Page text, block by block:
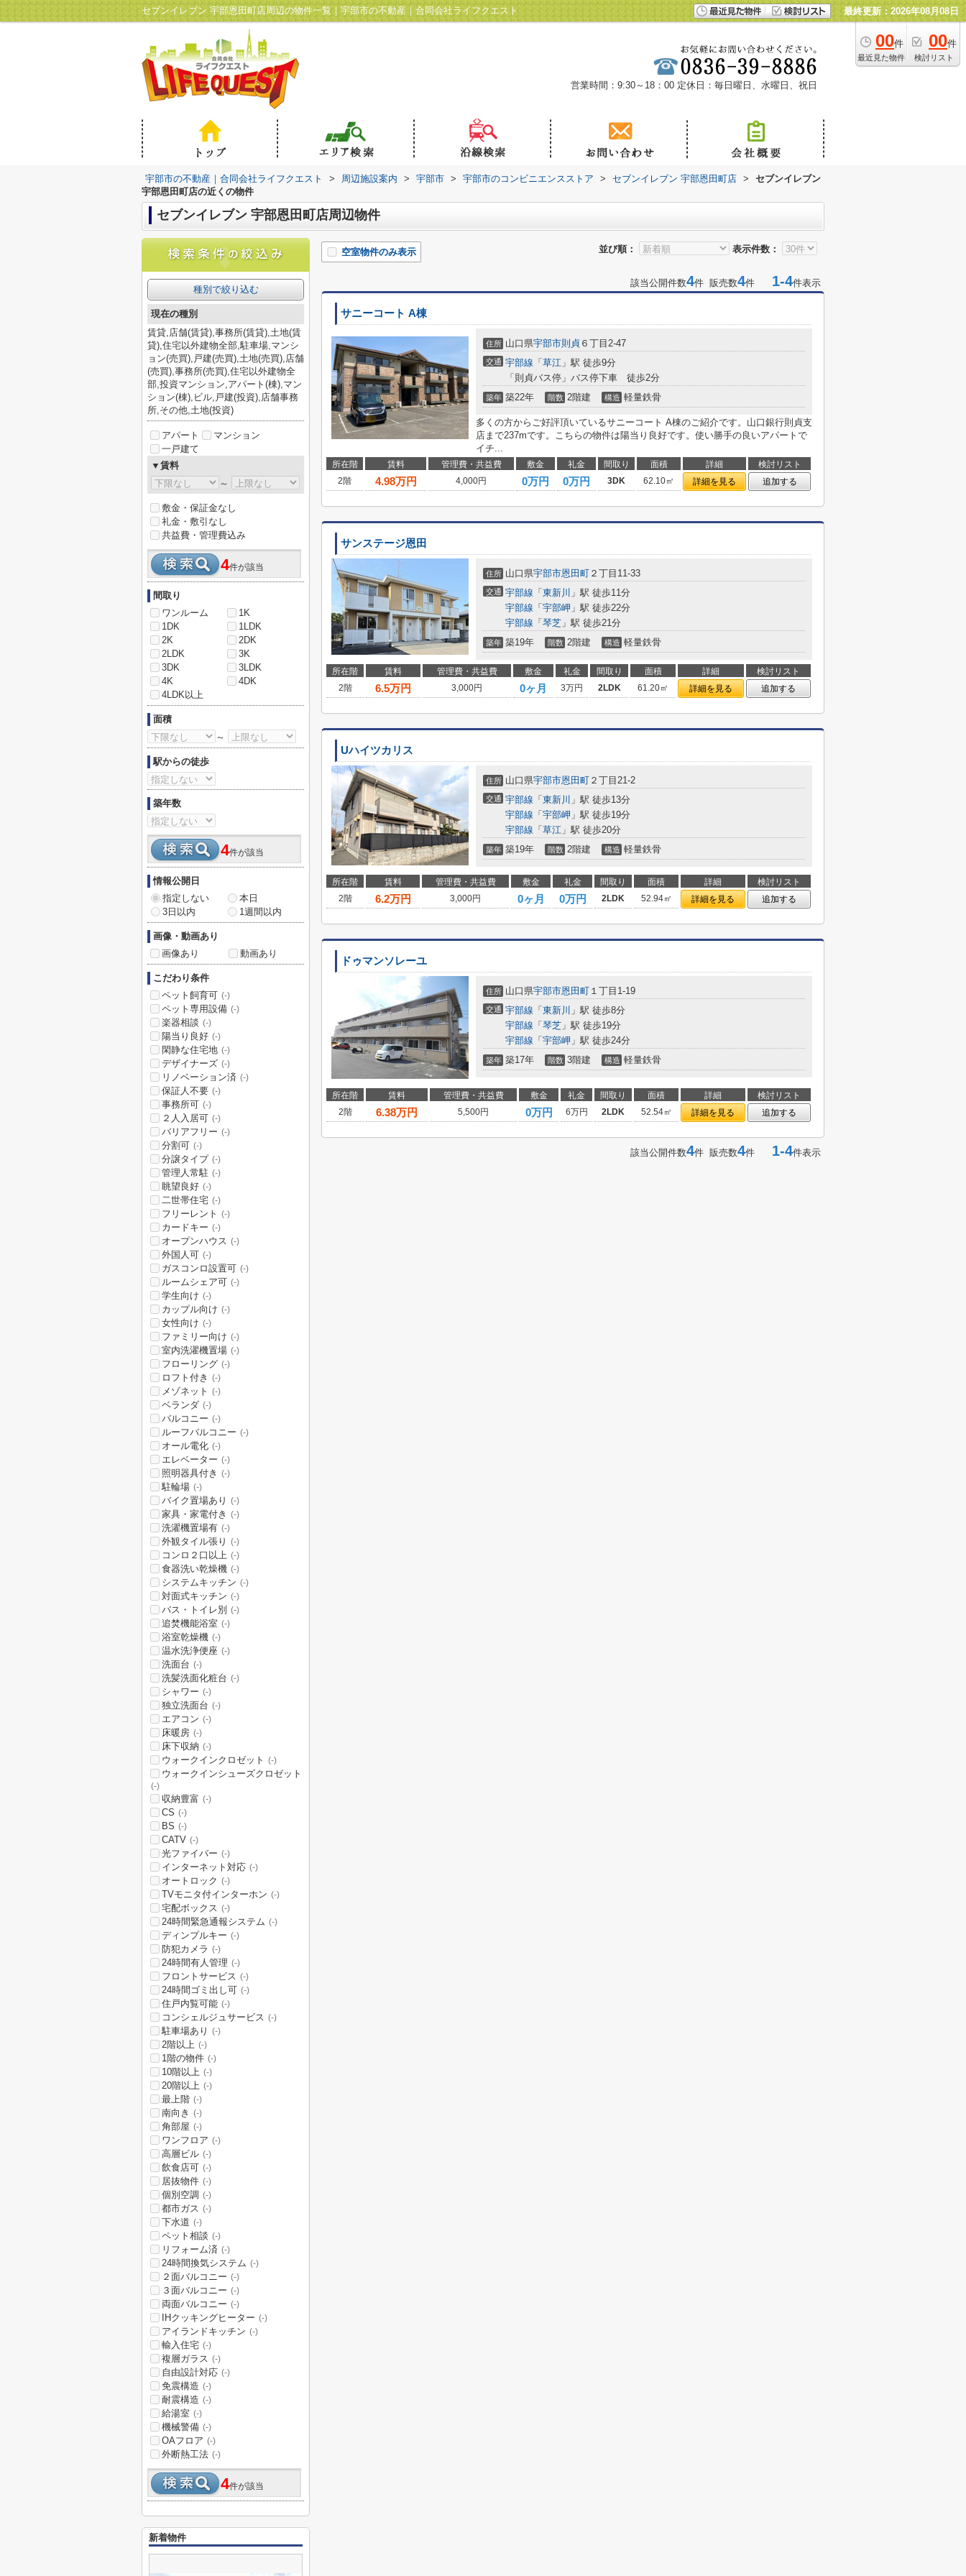
セブンイレブン 宇部恩田町店周辺の物件一覧｜宇部市の不動産｜合同会社ライフクエスト 最終更新：2026年08月08日
00件
最近見た物件
00件
検討リスト
営業時間：9:30～18：00 定休日：毎日曜日、水曜日、祝日
宇部市の不動産｜合同会社ライフクエスト > 周辺施設案内 > 宇部市 > 宇部市のコンビニエンスストア > セブンイレブン 宇部恩田町店 >
セブンイレブン
宇部恩田町店の近くの物件
セブンイレブン 宇部恩田町店周辺物件
並び順： 表示件数：
空室物件のみ表示
該当公開件数4件 販売数4件 1-4件表示
サニーコート A棟
住所 山口県宇部市則貞 ６丁目2-47
交通 宇部線 「 草江 」駅 徒歩9分
「則貞バス停」バス停下車 徒歩2分
築年 築22年 階数 2階建 構造 軽量鉄骨
多くの方からご好評頂いているサニーコート A棟のご紹介です。山口銀行則貞支
店まで237mです。こちらの物件は陽当り良好です。使い勝手の良いアパートで
イチ...
所在階 賃料 管理費・共益費 敷金 礼金 間取り 面積 詳細
検討リスト
2階
4.98万円 4,000円 0万円 0万円 3DK 62.10㎡ 詳細を見る 追加する
サンステージ恩田
住所 山口県宇部市恩田町 ２丁目11-33
交通 宇部線 「 東新川 」駅 徒歩11分
宇部線 「 宇部岬 」駅 徒歩22分
宇部線 「 琴芝 」駅 徒歩21分
築年 築19年 階数 2階建 構造 軽量鉄骨
所在階 賃料 管理費・共益費 敷金 礼金 間取り 面積 詳細
検討リスト
2階
6.5万円 3,000円 0ヶ月 3万円 2LDK 61.20㎡ 詳細を見る 追加する
Uハイツカリス
住所 山口県宇部市恩田町 ２丁目21-2
交通 宇部線 「 東新川 」駅 徒歩13分
宇部線 「 宇部岬 」駅 徒歩19分
宇部線 「 草江 」駅 徒歩20分
築年 築19年 階数 2階建 構造 軽量鉄骨
所在階 賃料 管理費・共益費 敷金 礼金 間取り 面積 詳細
検討リスト
2階
6.2万円 3,000円 0ヶ月 0万円 2LDK 52.94㎡ 詳細を見る 追加する
ドゥマンソレーユ
住所 山口県宇部市恩田町 １丁目1-19
交通 宇部線 「 東新川 」駅 徒歩8分
宇部線 「 琴芝 」駅 徒歩19分
宇部線 「 宇部岬 」駅 徒歩24分
築年 築17年 階数 3階建 構造 軽量鉄骨
所在階 賃料 管理費・共益費 敷金 礼金 間取り 面積 詳細
検討リスト
2階
6.38万円 5,500円 0万円 6万円 2LDK 52.54㎡ 詳細を見る 追加する
該当公開件数4件 販売数4件 1-4件表示
種別で絞り込む
現在の種別
賃貸,店舗(賃貸),事務所(賃貸),土地(賃
貸),住宅以外建物全部,駐車場,マンシ
ョン(売買),戸建(売買),土地(売買),店舗
(売買),事務所(売買),住宅以外建物全
部,投資マンション,アパート(棟),マン
ション(棟),ビル,戸建(投資),店舗事務
所,その他,土地(投資)
アパート
マンション
一戸建て
▼賃料
～
敷金・保証金なし
礼金・敷引なし
共益費・管理費込み
4件が該当
間取り
ワンルーム
1K
1DK
1LDK
2K
2DK
2LDK
3K
3DK
3LDK
4K
4DK
4LDK以上
面積
～
駅からの徒歩
築年数
4件が該当
情報公開日
指定しない
本日
3日以内
1週間以内
画像・動画あり
画像あり
動画あり
こだわり条件
ペット飼育可 (-)
ペット専用設備 (-)
楽器相談 (-)
陽当り良好 (-)
閑静な住宅地 (-)
デザイナーズ (-)
リノベーション済 (-)
保証人不要 (-)
事務所可 (-)
２人入居可 (-)
バリアフリー (-)
分割可 (-)
分譲タイプ (-)
管理人常駐 (-)
眺望良好 (-)
二世帯住宅 (-)
フリーレント (-)
カードキー (-)
オープンハウス (-)
外国人可 (-)
ガスコンロ設置可 (-)
ルームシェア可 (-)
学生向け (-)
カップル向け (-)
女性向け (-)
ファミリー向け (-)
室内洗濯機置場 (-)
フローリング (-)
ロフト付き (-)
メゾネット (-)
ベランダ (-)
バルコニー (-)
ルーフバルコニー (-)
オール電化 (-)
エレベーター (-)
照明器具付き (-)
駐輪場 (-)
バイク置場あり (-)
家具・家電付き (-)
洗濯機置場有 (-)
外観タイル張り (-)
コンロ２口以上 (-)
食器洗い乾燥機 (-)
システムキッチン (-)
対面式キッチン (-)
バス・トイレ別 (-)
追焚機能浴室 (-)
浴室乾燥機 (-)
温水洗浄便座 (-)
洗面台 (-)
洗髪洗面化粧台 (-)
シャワー (-)
独立洗面台 (-)
エアコン (-)
床暖房 (-)
床下収納 (-)
ウォークインクロゼット (-)
ウォークインシューズクロゼット
(-)
収納豊富 (-)
CS (-)
BS (-)
CATV (-)
光ファイバー (-)
インターネット対応 (-)
オートロック (-)
TVモニタ付インターホン (-)
宅配ボックス (-)
24時間緊急通報システム (-)
ディンプルキー (-)
防犯カメラ (-)
24時間有人管理 (-)
フロントサービス (-)
24時間ゴミ出し可 (-)
住戸内覧可能 (-)
コンシェルジュサービス (-)
駐車場あり (-)
2階以上 (-)
1階の物件 (-)
10階以上 (-)
20階以上 (-)
最上階 (-)
南向き (-)
角部屋 (-)
ワンフロア (-)
高層ビル (-)
飲食店可 (-)
居抜物件 (-)
個別空調 (-)
都市ガス (-)
下水道 (-)
ペット相談 (-)
リフォーム済 (-)
24時間換気システム (-)
２面バルコニー (-)
３面バルコニー (-)
両面バルコニー (-)
IHクッキングヒーター (-)
アイランドキッチン (-)
輸入住宅 (-)
複層ガラス (-)
自由設計対応 (-)
免震構造 (-)
耐震構造 (-)
給湯室 (-)
機械警備 (-)
OAフロア (-)
外断熱工法 (-)
4件が該当
新着物件